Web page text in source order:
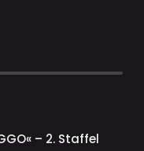
– 2. Staffel